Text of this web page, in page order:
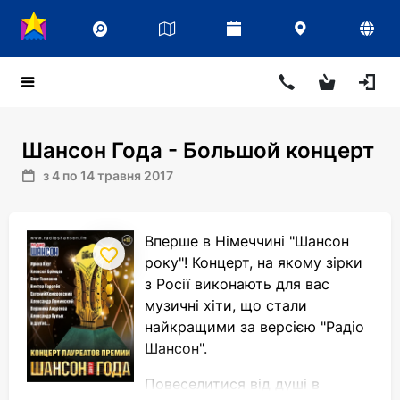
Шансон Года - Большой концерт
з 4 по 14 травня 2017
Вперше в Німеччині "Шансон
року"! Концерт, на якому зірки
з Росії виконають для вас
музичні хіти, що стали
найкращими за версією "Радіо
Шансон".
Повеселитися від душі в